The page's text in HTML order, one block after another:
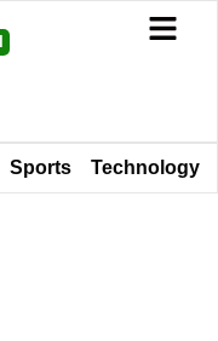
Sports Technology